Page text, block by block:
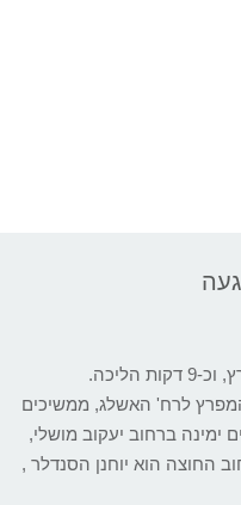
לרח' האשלג, ממשיכים
ימינה ברחוב יעקוב מושלי,
החוצה הוא יוחנן הסנדלר ,